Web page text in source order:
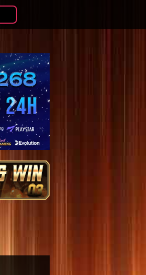
Next